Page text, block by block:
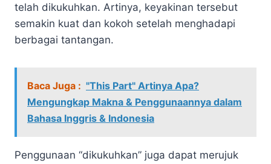
telah dikukuhkan. Artinya, keyakinan tersebut
semakin kuat dan kokoh setelah menghadapi
berbagai tantangan.
Baca Juga : "This Part" Artinya Apa?
Mengungkap Makna & Penggunaannya dalam
Bahasa Inggris & Indonesia
Penggunaan “dikukuhkan” juga dapat merujuk